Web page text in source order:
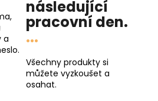
a
následující
pracovní den.
...
Všechny produkty si
můžete vyzkoušet a
osahat.